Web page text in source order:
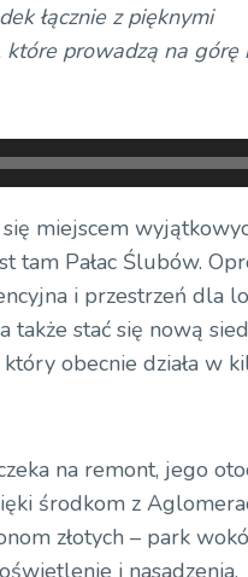
łącznie z pięknymi
prowadzą na górę
się miejscem
tam Pałac Ślubów.
i przestrzeń dla
stać się nową
obecnie działa w
na remont, jego
środkom z
złotych – park
i nasadzenia.